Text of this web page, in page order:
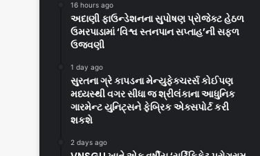
16 hours ago
અદાણી ફાઉન્ડેશનના સુપોષણ પ્રોજેક્ટ હેઠળ
ઉમરપાડામાં ‘વિશ્વ સ્તનપાન સપ્તાહ’ની સફળ
ઉજવણી
1 day ago
સુરતના ગ્રે કાપડના મેન્યુફેક્ચરર્સ કોઈપણ
મધ્યસ્થી વગર સીધા જ શ્રીલંકાના આધુનિક
ગારમેન્ટ યુનિટ્સને ફેબ્રિક એક્સપોર્ટ કરી
શકશે
2 days ago